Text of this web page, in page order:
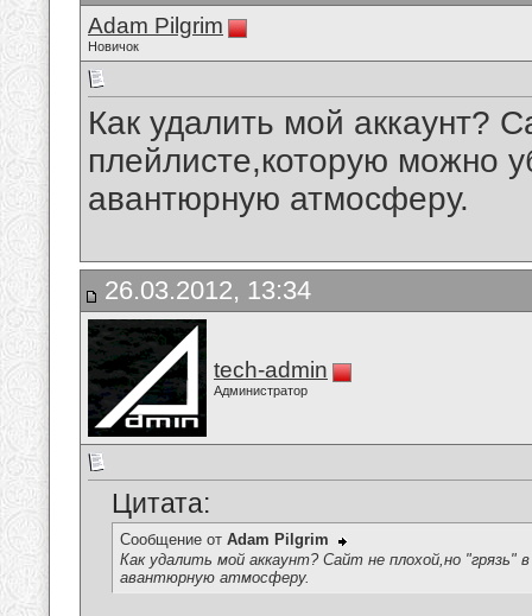
Adam Pilgrim
Новичок
Как удалить мой аккаунт?
плейлисте,которую можно
авантюрную атмосферу.
26.03.2012, 13:34
tech-admin
Администратор
Цитата:
Сообщение от Adam Pilgrim
Как удалить мой аккаунт? Сайт не плохой,но
авантюрную атмосферу.